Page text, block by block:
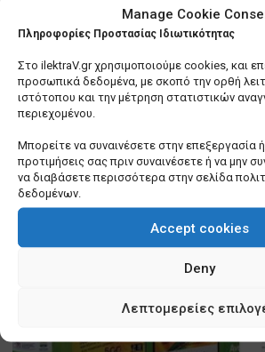
Manage Cookie
Πληροφορίες Προστασίας Ιδιωτικότητας
Στο ilektraV.gr χρησιμοποιούμε cookies, και
προσωπικά δεδομένα, με σκοπό την ορθή
ιστότοπου και την μέτρηση στατιστικών
περιεχομένου.
Μπορείτε να συναινέσετε στην επεξεργασία
προτιμήσεις σας πριν συναινέσετε ή να μην
να διαβάσετε περισσότερα στην σελίδα
δεδομένων.
Accept cookies
Deny
Λεπτομερείες
Δημοφιλή